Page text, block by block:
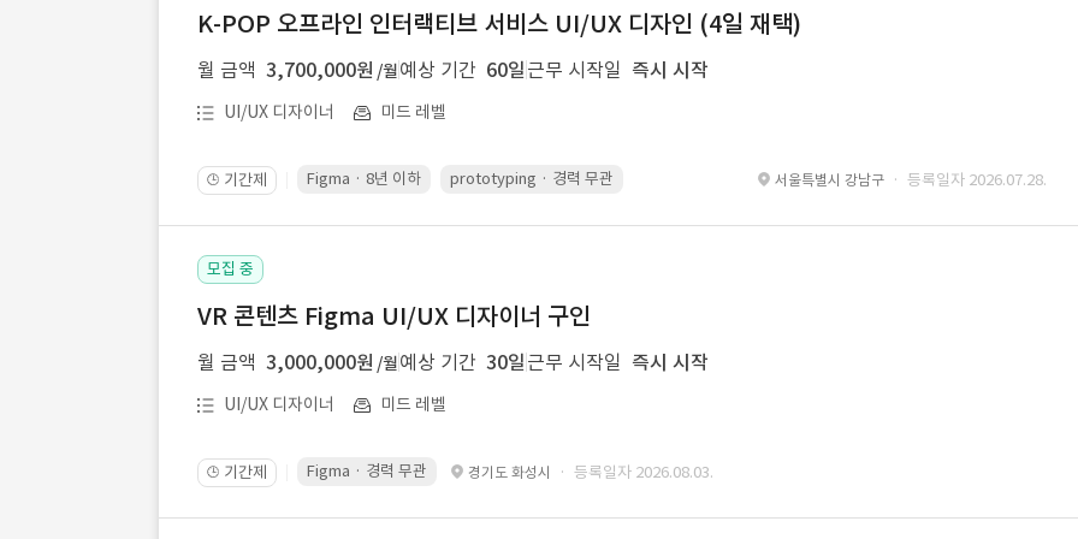
K-POP 오프라인 인터랙티브 서비스 UI/UX 디자인 (4일 재택)
월 금액 3,700,000원 /월예상 기간 60일 근무 시작일 즉시 시작
UI/UX 디자이너 미드 레벨
🕒 기간제 Figma · 8년 이하 prototyping · 경력 무관 led 화면 대응 · 경력 무관 Motiongraphic · 경력 무관
서울특별시 강남구 · 등록일자 2026.07.28.
모집 중
VR 콘텐츠 Figma UI/UX 디자이너 구인
월 금액 3,000,000원 /월예상 기간 30일 근무 시작일 즉시 시작
UI/UX 디자이너 미드 레벨
🕒 기간제 Figma · 경력 무관 경기도 화성시 · 등록일자 2026.08.03.